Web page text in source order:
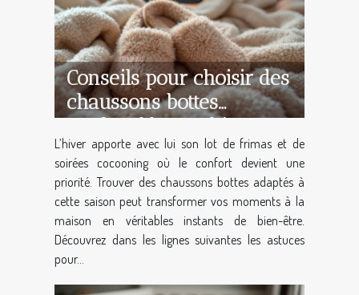
Conseils pour choisir des
chaussons bottes
confortables en hiver
L’hiver apporte avec lui son lot de frimas et de
soirées cocooning où le confort devient une
priorité. Trouver des chaussons bottes adaptés à
cette saison peut transformer vos moments à la
maison en véritables instants de bien-être.
Découvrez dans les lignes suivantes les astuces
pour...